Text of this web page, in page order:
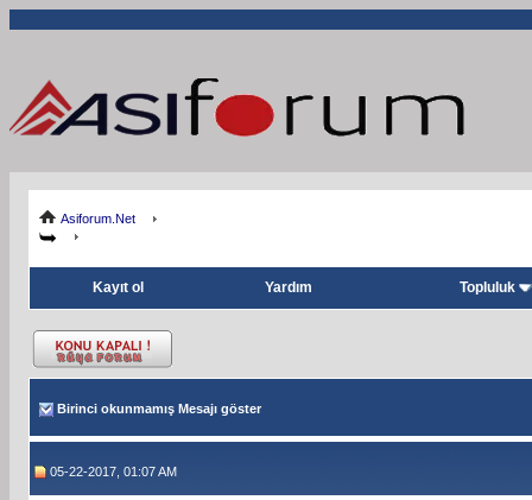
Asiforum.Net
Kayıt ol Yardım Topluluk
Birinci okunmamış Mesajı göster
05-22-2017, 01:07 AM